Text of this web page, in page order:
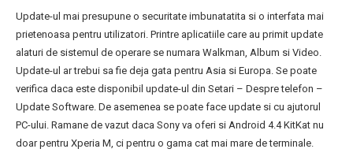
Update-ul mai presupune o securitate imbunatatita si o interfata mai
prietenoasa pentru utilizatori. Printre aplicatiile care au primit update
alaturi de sistemul de operare se numara Walkman, Album si Video.
Update-ul ar trebui sa fie deja gata pentru Asia si Europa. Se poate
verifica daca este disponibil update-ul din Setari – Despre telefon –
Update Software. De asemenea se poate face update si cu ajutorul
PC-ului. Ramane de vazut daca Sony va oferi si Android 4.4 KitKat nu
doar pentru Xperia M, ci pentru o gama cat mai mare de terminale.